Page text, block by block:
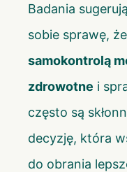
Badania
sobie sprawę,
samokontrolą
zdrowotne i
często są
decyzję, która
do obrania